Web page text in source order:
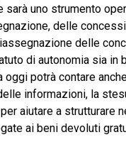
sarà uno strumento
delle
delle
di autonomia sia in
oggi potrà contare
informazioni, la
aiutare a strutturare
ai beni devoluti